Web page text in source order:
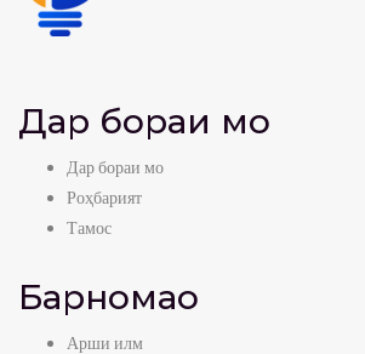
Дар бораи мо
Дар бораи мо
Роҳбарият
Тамос
Барномаҳо
Арши илм